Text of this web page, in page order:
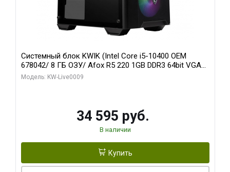
Системный блок KWIK (Intel Core i5-10400 OEM
678042/ 8 ГБ ОЗУ/ Afox R5 220 1GB DDR3 64bit VGA
DVI HDMI 1FAN LP RTL / 128 ГБ SSD)
Модель: KW-Live0009
34 595 руб.
В наличии
Купить